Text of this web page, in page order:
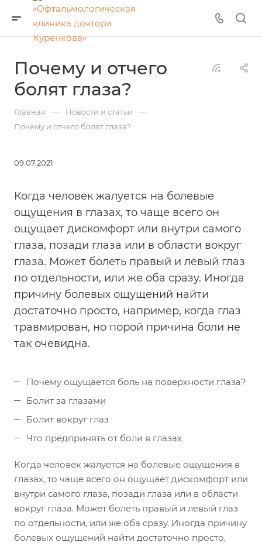
Почему и отчего
болят глаза?
Главная — Новости и статьи —
Почему и отчего болят глаза?
09.07.2021
Когда человек жалуется на болевые
ощущения в глазах, то чаще всего он
ощущает дискомфорт или внутри самого
глаза, позади глаза или в области вокруг
глаза. Может болеть правый и левый глаз
по отдельности, или же оба сразу. Иногда
причину болевых ощущений найти
достаточно просто, например, когда глаз
травмирован, но порой причина боли не
так очевидна.
Почему ощущается боль на поверхности глаза?
Болит за глазами
Болит вокруг глаз
Что предпринять от боли в глазах
Когда человек жалуется на болевые ощущения в
глазах, то чаще всего он ощущает дискомфорт или
внутри самого глаза, позади глаза или в области
вокруг глаза. Может болеть правый и левый глаз
по отдельности, или же оба сразу. Иногда причину
болевых ощущений найти достаточно просто,